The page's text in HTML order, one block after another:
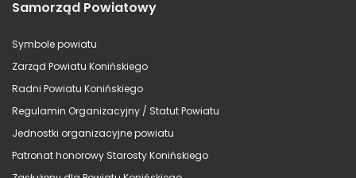
Samorząd Powiatowy
Symbole powiatu
Zarząd Powiatu Konińskiego
Radni Powiatu Konińskiego
Regulamin Organizacyjny / Statut Powiatu
Jednostki organizacyjne powiatu
Patronat honorowy Starosty Konińskiego